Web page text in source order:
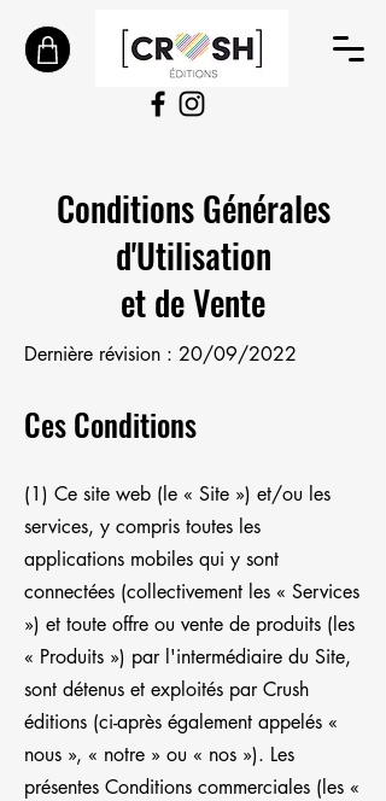
Conditions Générales
d'Utilisation
et de Vente
Dernière révision : 20/09/2022
Ces Conditions
(1) Ce site web (le « Site ») et/ou les
services, y compris toutes les
applications mobiles qui y sont
connectées (collectivement les « Services
») et toute offre ou vente de produits (les
« Produits ») par l'intermédiaire du Site,
sont détenus et exploités par Crush
éditions (ci-après également appelés «
nous », « notre » ou « nos »). Les
présentes Conditions commerciales (les «